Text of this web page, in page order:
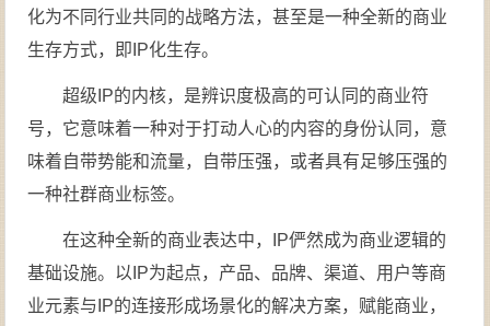
化为不同行业共同的战略方法，甚至是一种全新的商业
生存方式，即IP化生存。
超级IP的内核，是辨识度极高的可认同的商业符
号，它意味着一种对于打动人心的内容的身份认同，意
味着自带势能和流量，自带压强，或者具有足够压强的
一种社群商业标签。
在这种全新的商业表达中，IP俨然成为商业逻辑的
基础设施。以IP为起点，产品、品牌、渠道、用户等商
业元素与IP的连接形成场景化的解决方案，赋能商业，